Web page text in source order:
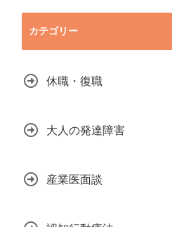
カテゴリー
休職・復職
大人の発達障害
産業医面談